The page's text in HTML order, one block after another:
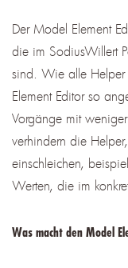
Der Model Element
die im SodiusWillert
sind. Wie alle Helper
Element Editor so
Vorgänge mit
verhindern die
einschleichen,
Werten, die im
Was macht den Model